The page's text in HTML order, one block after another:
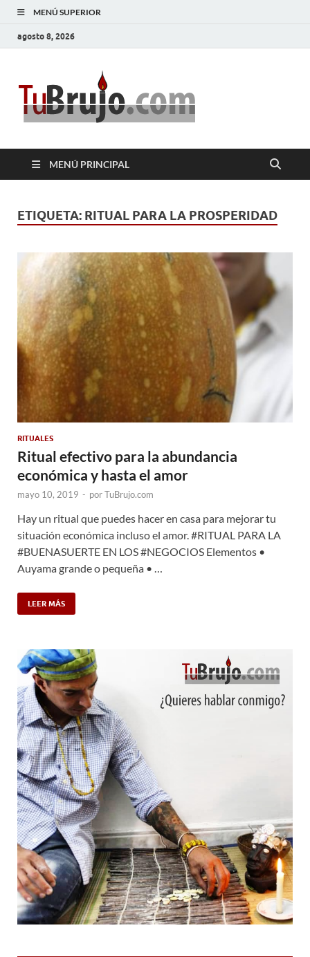
MENÚ SUPERIOR
agosto 8, 2026
MENÚ PRINCIPAL
ETIQUETA: RITUAL PARA LA PROSPERIDAD
RITUALES
Ritual efectivo para la abundancia
económica y hasta el amor
mayo 10, 2019 - porTuBrujo.com
Hay un ritual que puedes hacer en casa para mejorar tu
situación económica incluso el amor. #RITUAL PARA LA
#BUENASUERTE EN LOS #NEGOCIOS Elementos •
Auyama grande o pequeña • …
LEER MÁS